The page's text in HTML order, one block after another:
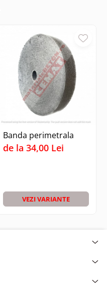
Banda perimetrala
de la 34,00 Lei
VEZI VARIANTE